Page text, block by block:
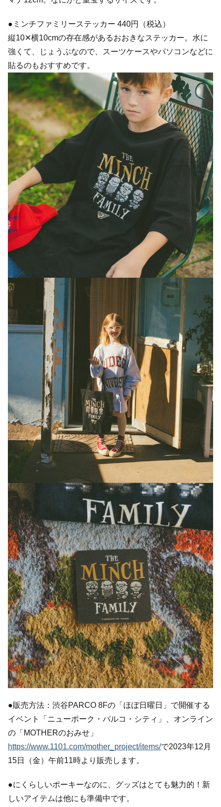
●ミンチファミリーステッカー 440円（税込）
縦10✕横10cmの存在感があるおおきなステッカー。水に
強くて、じょうぶなので、スーツケースやパソコンなどに
貼るのもおすすめです。
●販売方法：渋谷PARCO 8Fの「ほぼ日曜日」で開催する
イベント「ニューポーク・パルコ・シティ」、オンライン
の「MOTHERのおみせ」
https://www.1101.com/mother_project/items/で2023年12月
15日（金）午前11時より販売します。
●にくらしいポーキーなのに、グッズはとても魅力的！新
しいアイテムは他にも準備中です。